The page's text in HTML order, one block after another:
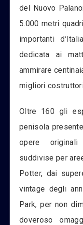
del Nuovo
5.000 metri
importanti
dedicata ai
ammirare
migliori
Oltre 160 gli
penisola
opere
suddivise per
Potter, dai
vintage degli
Park, per non
doveroso